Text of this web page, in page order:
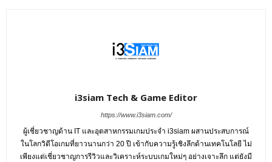
i3siam Tech & Game Editor
https://www.i3siam.com/
ผู้เชี่ยวชาญด้าน IT และอุตสาหกรรมเกมประจำ i3siam ผสานประสบการณ์
ในโลกวิดีโอเกมที่ยาวนานกว่า 20 ปี เข้ากับความรู้เชิงลึกด้านเทคโนโลยี ไม่
เพียงแต่เชี่ยวชาญการรีวิวและวิเคราะห์ระบบเกมใหม่ๆ อย่างเจาะลึก แต่ยังมี